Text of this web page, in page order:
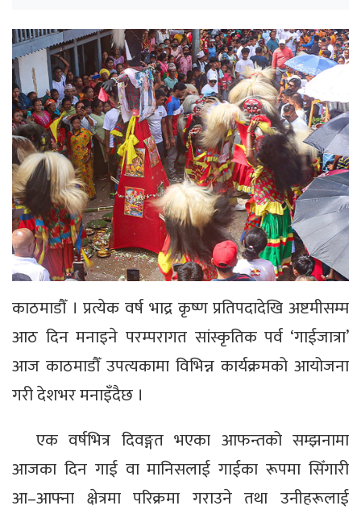
काठमाडौँ । प्रत्येक वर्ष भाद्र कृष्ण प्रतिपदादेखि अष्टमीसम्म
आठ दिन मनाइने परम्परागत सांस्कृतिक पर्व ‘गाईजात्रा’
आज काठमाडौँ उपत्यकामा विभिन्न कार्यक्रमको आयोजना
गरी देशभर मनाइँदैछ ।
एक वर्षभित्र दिवङ्गत भएका आफन्तको सम्झनामा
आजका दिन गाई वा मानिसलाई गाईका रूपमा सिँगारी
आ–आफ्ना क्षेत्रमा परिक्रमा गराउने तथा उनीहरूलाई